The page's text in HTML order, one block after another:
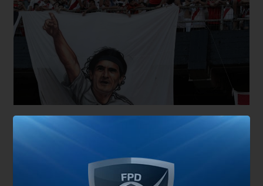
Aquel Superclásico le valió al Millonario la sanción
dos que debía cumplir por el episodio de los
piedrazos al micro de Boca en la final de 2018.